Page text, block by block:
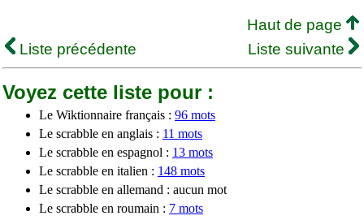
Haut de page
Liste précédente
Liste suivante
Voyez cette liste pour :
Le Wiktionnaire français : 96 mots
Le scrabble en anglais : 11 mots
Le scrabble en espagnol : 13 mots
Le scrabble en italien : 148 mots
Le scrabble en allemand : aucun mot
Le scrabble en roumain : 7 mots